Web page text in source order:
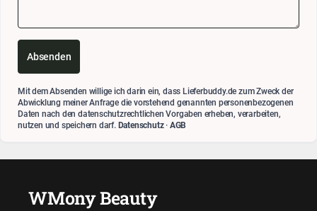
Absenden
Mit dem Absenden willige ich darin ein, dass Lieferbuddy.de zum Zweck der
Abwicklung meiner Anfrage die vorstehend genannten personenbezogenen
Daten nach den datenschutzrechtlichen Vorgaben erheben, verarbeiten,
nutzen und speichern darf. Datenschutz·AGB
WMony Beauty